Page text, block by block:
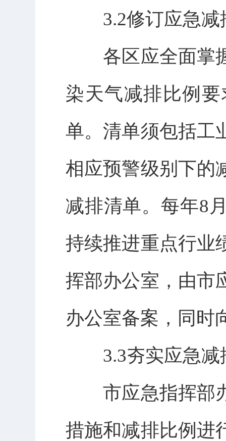
3.2修订应急减
各区应全面掌握
染天气减排比例
单。清单须包括工
相应预警级别下的
减排清单。每年8
持续推进重点行业
挥部办公室，由市
办公室备案，同时
3.3夯实应急减
市应急指挥部办
措施和减排比例进